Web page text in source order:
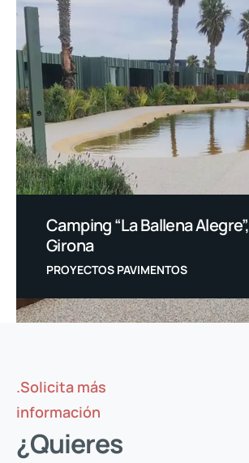
Camping “La Ballena Alegre”,
Girona
PROYECTOS PAVIMENTOS
.Solicita más
información
¿Quieres